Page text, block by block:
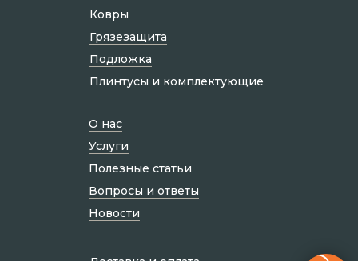
О нас
Услуги
Полезные статьи
Вопросы и ответы
Новости
Ковры
Грязезащита
Подложка
Плинтусы и комплектующие